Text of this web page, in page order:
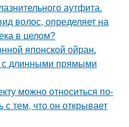
аутфита.
волос, определяет на
в целом?
японской ойран.
длинными прямыми
можно относиться по-
с тем, что он открывает